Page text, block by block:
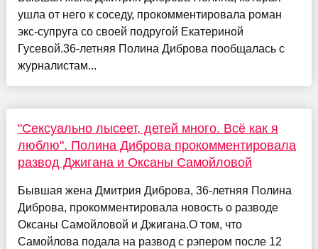
ушла от него к соседу, прокомментировала роман
экс-супруга со своей подругой Екатериной
Гусевой.36-летняя Полина Диброва пообщалась с
журналистам...
"Сексуально лысеет, детей много. Всё как я
люблю". Полина Диброва прокомментировала
развод Джигана и Оксаны Самойловой
Бывшая жена Дмитрия Диброва, 36-летняя Полина
Диброва, прокомментировала новость о разводе
Оксаны Самойловой и Джигана.О том, что
Самойлова подала на развод с рэпером после 12